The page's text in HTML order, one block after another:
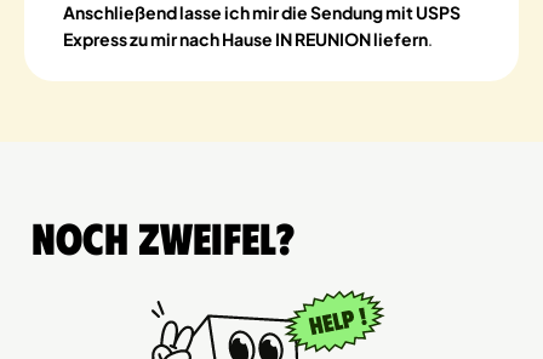
Anschließend lasse ich mir die Sendung mit USPS
Express zu mir nach Hause IN REUNION liefern.
Noch Zweifel?